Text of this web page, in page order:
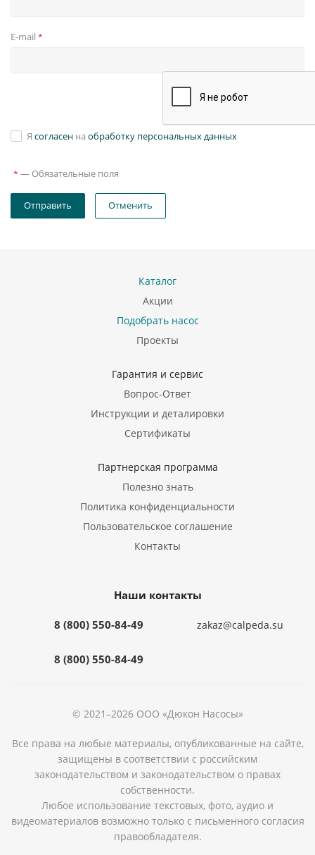
E-mail *
Я согласен на обработку персональных данных
* — Обязательные поля
Отправить Отменить
Каталог
Акции
Подобрать насос
Проекты
Гарантия и сервис
Вопрос-Ответ
Инструкции и деталировки
Сертификаты
Партнерская программа
Полезно знать
Политика конфиденциальности
Пользовательское соглашение
Контакты
Наши контакты
8 (800) 550-84-49
8 (800) 550-84-49
zakaz@calpeda.su
© 2021–2026 ООО «Дюкон Насосы»
Все права на любые материалы, опубликованные на сайте,
защищены в соответствии с российским
законодательством и законодательством о правах
собственности.
Любое использование текстовых, фото, аудио и
видеоматериалов возможно только с письменного согласия
правообладателя.